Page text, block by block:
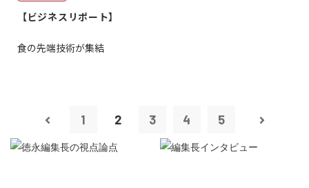
【ビジネスリポート】
食の先端技術が集結
1 2 3 4 5